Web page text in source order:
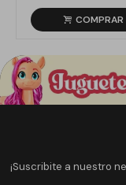
¡Suscribite a nuestro